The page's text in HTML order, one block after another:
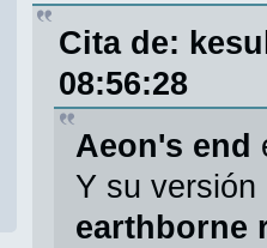
Cita de:
08:56:28
Aeon's end
Y su versión
earthborne